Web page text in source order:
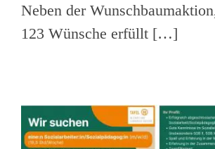
Neben der
123 Wünsche erfüllt […]